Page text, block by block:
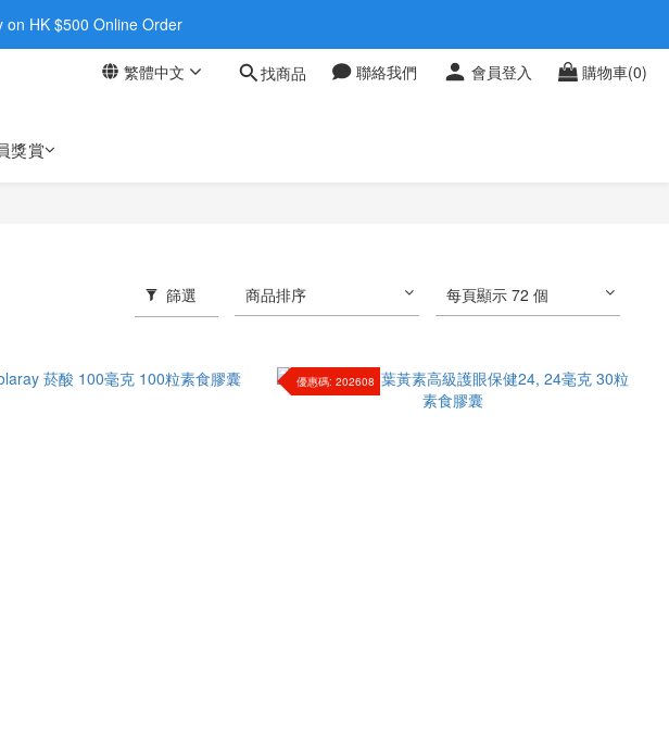
保健品 | WhatsApp 9560 0709
on HK $500 Online Order
保健品 | WhatsApp 9560 0709
繁體中文 找商品 聯絡我們 會員登入 購物車(0)
獎賞
篩選 商品排序 每頁顯示 72 個
優惠碼: 202608